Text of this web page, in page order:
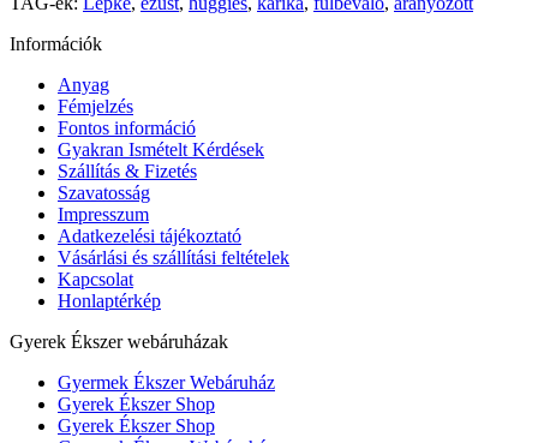
Információk
Anyag
Fémjelzés
Fontos információ
Gyakran Ismételt Kérdések
Szállítás & Fizetés
Szavatosság
Impresszum
Adatkezelési tájékoztató
Vásárlási és szállítási feltételek
Kapcsolat
Honlaptérkép
Gyerek Ékszer webáruházak
Gyermek Ékszer Webáruház
Gyerek Ékszer Shop
Gyerek Ékszer Shop